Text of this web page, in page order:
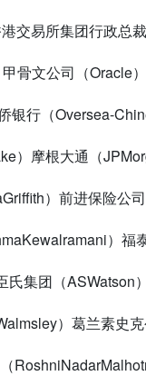
交易所集团行政总
甲骨文公司（Oracle
银行（Oversea-
）摩根大通（
）前进保险公
）福
氏集团（ASWatson
）葛兰素史